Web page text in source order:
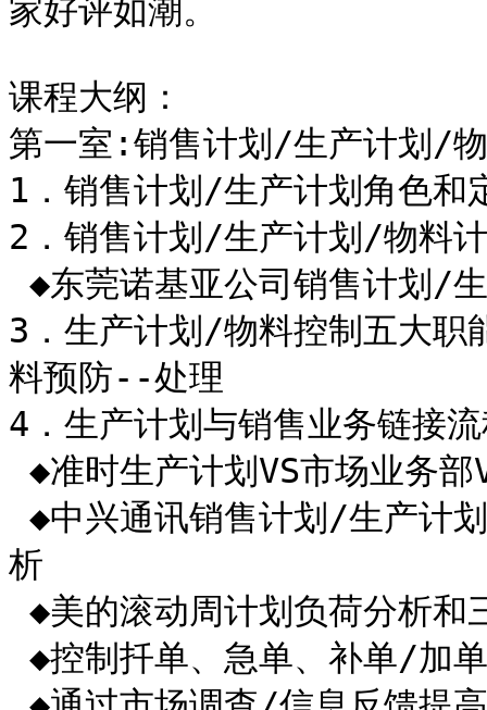
家好评如潮。
课程大纲：
第一室:销售计划/生产计划/
1．销售计划/生产计划角色
2．销售计划/生产计划/物料
3．生产计划/物料控制五大
料预防--处理
4．生产计划与销售业务链接
析